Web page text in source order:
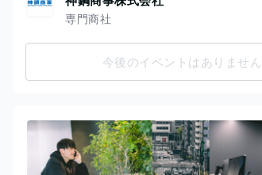
専門商社
今後のイベントはありません